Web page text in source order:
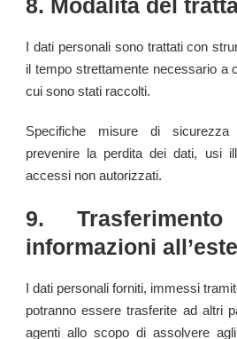
8. Modalità del
I dati personali sono trattati con
il tempo strettamente necessario a
cui sono stati raccolti.
Specifiche misure di
prevenire la perdita dei dati, usi
accessi non autorizzati.
9.
informazioni
I dati personali forniti, immessi
potranno essere trasferite ad altri
agenti allo scopo di assolvere